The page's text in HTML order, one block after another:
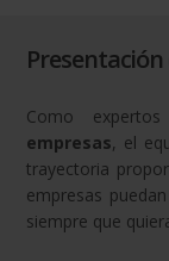
Como
empresas, el
trayectoria
empresas
siempre que